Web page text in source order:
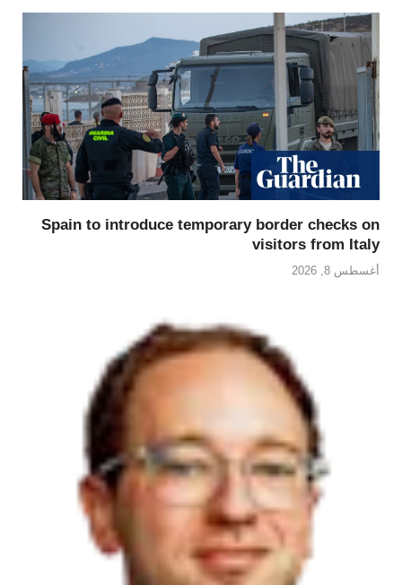
Spain to introduce temporary border checks on
visitors from Italy
أغسطس 8, 2026